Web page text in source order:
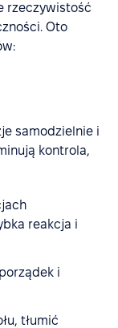
rzeczywistość
Oto
samodzielnie i
kontrola,
reakcja i
i
tłumić